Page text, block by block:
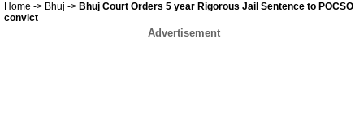
Home -> Bhuj -> Bhuj Court Orders 5 year Rigorous Jail Sentence to POCSO
convict
Advertisement